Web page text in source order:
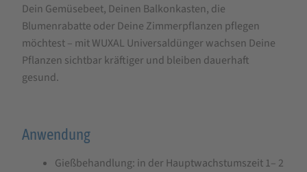
Dein Gemüsebeet, Deinen Balkonkasten, die
Blumenrabatte oder Deine Zimmerpflanzen pflegen
möchtest – mit WUXAL Universaldünger wachsen Deine
Pflanzen sichtbar kräftiger und bleiben dauerhaft
gesund.
Anwendung
Gießbehandlung: in der Hauptwachstumszeit 1– 2